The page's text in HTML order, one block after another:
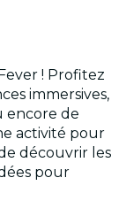
! Profitez
immersives,
encore de
activité pour
découvrir les
pour